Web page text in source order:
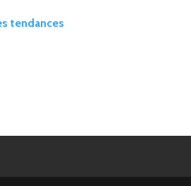
tendances